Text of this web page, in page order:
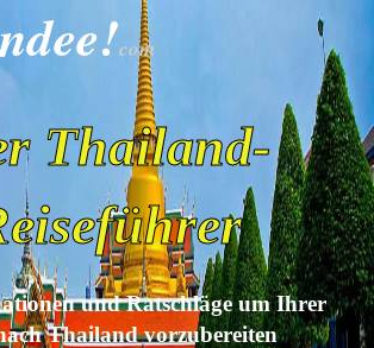
com
Thailand-
und Ratschläge um Ihrer
Thailand vorzubereiten